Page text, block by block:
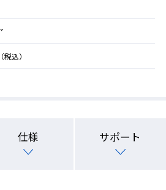
込）
仕様 サポート